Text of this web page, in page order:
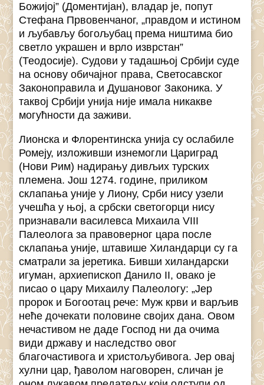
Божијој” (Доментијан), владар је, попут
Стефана Првовенчаног, „правдом и истином
и љубављу богољубац према ништима био
светло украшен и врло изврстан”
(Теодосије). Судови у тадашњој Србији суде
на основу обичајног права, Светосавског
Законоправила и Душановог Законика. У
таквој Србији унија није имала никакве
могућности да заживи.
Лионска и Флорентинска унија су ослабиле
Ромеју, изложивши изнемогли Цариград
(Нови Рим) надирању дивљих турских
племена. Још 1274. године, приликом
склапања уније у Лиону, Срби нису узели
учешћа у њој, а србски светогорци нису
признавали василевса Михаила VIII
Палеолога за правоверног цара после
склапања уније, штавише Хиландарци су га
сматрали за јеретика. Бивши хиландарски
игуман, архиепископ Данило II, овако је
писао о цару Михаилу Палеологу: „Јер
пророк и Богоотац рече: Муж крви и варљив
неће дочекати половине својих дана. Овом
нечастивом не даде Господ ни да очима
види државу и наследство овог
благочастивога и христољубивога. Јер овај
хулни цар, ђаволом наговорен, сличан је